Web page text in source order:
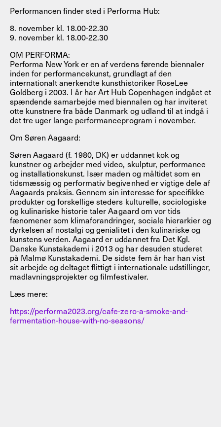
Performancen finder sted i Performa Hub:
8. november kl. 18.00-22.30
9. november kl. 18.00-22.30
OM PERFORMA:
Performa New York er en af verdens førende biennaler
inden for performancekunst, grundlagt af den
internationalt anerkendte kunsthistoriker RoseLee
Goldberg i 2003. I år har Art Hub Copenhagen indgået et
spændende samarbejde med biennalen og har inviteret
otte kunstnere fra både Danmark og udland til at indgå i
det tre uger lange performanceprogram i november.
Om Søren Aagaard:
Søren Aagaard (f. 1980, DK) er uddannet kok og
kunstner og arbejder med video, skulptur, performance
og installationskunst. Især maden og måltidet som en
tidsmæssig og performativ begivenhed er vigtige dele af
Aagaards praksis. Gennem sin interesse for specifikke
produkter og forskellige steders kulturelle, sociologiske
og kulinariske historie taler Aagaard om vor tids
fænomener som klimaforandringer, sociale hierarkier og
dyrkelsen af nostalgi og genialitet i den kulinariske og
kunstens verden. Aagaard er uddannet fra Det Kgl.
Danske Kunstakademi i 2013 og har desuden studeret
på Malmø Kunstakademi. De sidste fem år har han vist
sit arbejde og deltaget flittigt i internationale udstillinger,
madlavningsprojekter og filmfestivaler.
Læs mere:
https://performa2023.org/cafe-zero-a-smoke-and-
fermentation-house-with-no-seasons/